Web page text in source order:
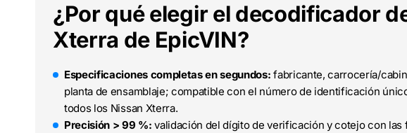
¿Por qué elegir el decodificador
Xterra de EpicVIN?
Especificaciones completas en segundos: fabricante, carrocería/
planta de ensamblaje; compatible con el número de identificación
todos los Nissan Xterra.
Precisión > 99 %: validación del dígito de verificación y cotejo con las